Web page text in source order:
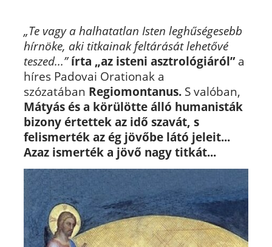
„Te vagy a halhatatlan Isten leghűségesebb
hírnöke, aki titkainak feltárását lehetővé
teszed...”írta „az isteni asztrológiáról”a
híres Padovai Orationak a
szózatában Regiomontanus.S valóban,
Mátyás és a körülötte álló humanisták
bizony értettek az idő szavát, s
felismerték az ég jövőbe látó jeleit...
Azaz ismerték a jövő nagy titkát...